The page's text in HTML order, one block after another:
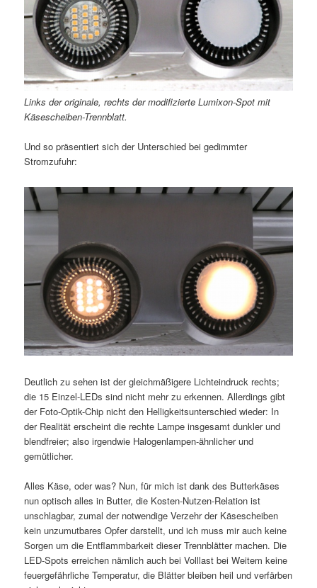
Links der originale, rechts der modifizierte Lumixon-Spot mit
Käsescheiben-Trennblatt.
Und so präsentiert sich der Unterschied bei gedimmter
Stromzufuhr:
Deutlich zu sehen ist der gleichmäßigere Lichteindruck rechts;
die 15 Einzel-LEDs sind nicht mehr zu erkennen. Allerdings gibt
der Foto-Optik-Chip nicht den Helligkeitsunterschied wieder: In
der Realität erscheint die rechte Lampe insgesamt dunkler und
blendfreier; also irgendwie Halogenlampen-ähnlicher und
gemütlicher.
Alles Käse, oder was? Nun, für mich ist dank des Butterkäses
nun optisch alles in Butter, die Kosten-Nutzen-Relation ist
unschlagbar, zumal der notwendige Verzehr der Käsescheiben
kein unzumutbares Opfer darstellt, und ich muss mir auch keine
Sorgen um die Entflammbarkeit dieser Trennblätter machen. Die
LED-Spots erreichen nämlich auch bei Volllast bei Weitem keine
feuergefährliche Temperatur, die Blätter bleiben heil und verfärben